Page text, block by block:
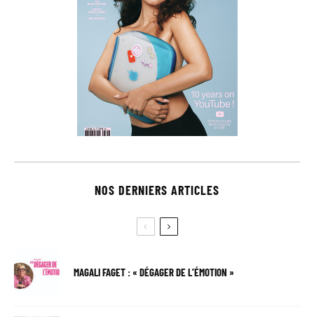
NOS DERNIERS ARTICLES
MAGALI FAGET : « DÉGAGER DE L’ÉMOTION »